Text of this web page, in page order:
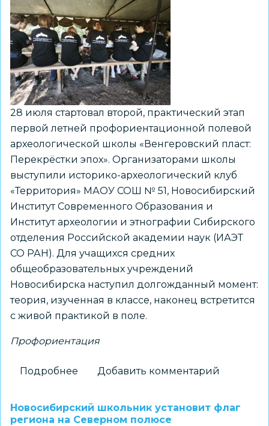
28 июля стартовал второй, практический этап
первой летней профориентационной полевой
археологической школы «Венгеровский пласт:
Перекрёстки эпох». Организаторами школы
выступили историко-археологический клуб
«Территория» МАОУ СОШ № 51, Новосибирский
Институт Современного Образования и
Институт археологии и этнографии Сибирского
отделения Российской академии наук (ИАЭТ
СО РАН). Для учащихся средних
общеобразовательных учреждений
Новосибирска наступил долгожданный момент:
теория, изученная в классе, наконец встретится
с живой практикой в поле.
Профориентация
Подробнее
«Перекрёстках
эпох»:
Добавить комментарий
Новосибирский школьник установит флаг
региона на Северном полюсе